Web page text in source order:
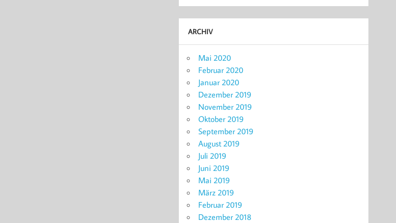
ARCHIV
Mai 2020
Februar 2020
Januar 2020
Dezember 2019
November 2019
Oktober 2019
September 2019
August 2019
Juli 2019
Juni 2019
Mai 2019
März 2019
Februar 2019
Dezember 2018